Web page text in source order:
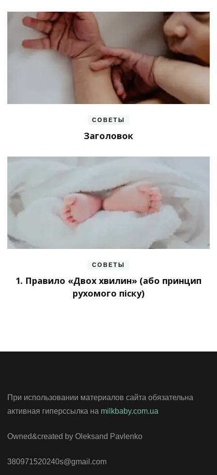
СОВЕТЫ
Заголовок
СОВЕТЫ
1. Правило «Двох хвилин» (або принцип
рухомого піску)
При использовании материалов сайта обязательна
активная гиперссылка на milkbaby.com.ua
Owned&created by Oleksand Pavlenko
380971520240s@gmail.com